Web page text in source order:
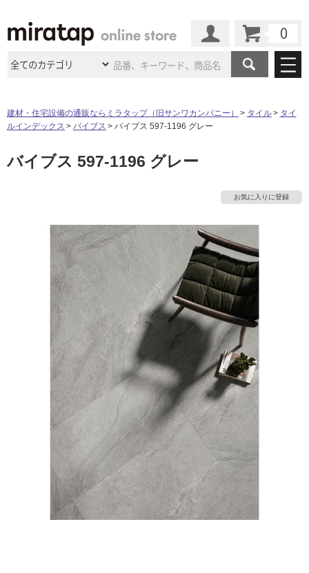
商品カテゴリ
キッチン
トイレ
エクステリア（外構）
ウッドデッキ フローリング・床材
インテリア・家具
ペット用品
内装用建材 パネル・壁材
ロートアイアン 天然石・石材
メンテナンス・ 施工材 新商品
施工事例
施工事例 法人案件納入事例
インタビュー
店舗・施設事例
ショールーム
ショールーム
ショールーム 仙台 ショールーム
名古屋 ショールーム 京都ショールーム
ショールーム 札幌スマートショールー
ム
横浜スマート ショールー
ウェルビーみのお HDC
BOX
サポート
ご利用ガイド 初めての方へ
よくある質問 お問い合わせ
修理お問い合わせ クレーム公開
説明書・図面検索 水まわり3年保証
お役立ち情報 住まいのスタイリング
アイデア
ミラタップ
チャンネル
オンライン相談
その他サービス
ミラタップと創る家
ASOLIE
工事会社紹介Coziコンシ
ェルジュ
自分らしい家づくり
SUVACO
最高のリノベ会社が
かる
リノベりす
建材・住宅設備の通販ならミラタップ（旧サンワカンパニー） タイル
タイ
ルインデックス
バイブス バイブス 597-1196 グレー
バイブス 597-1196 グレー
お気に入りに登録